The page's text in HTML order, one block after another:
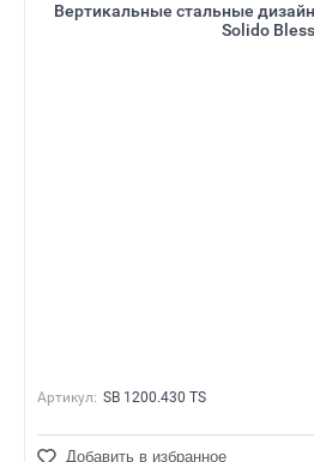
Вертикальные стальные
Solido Bless
Артикул: SB 1200.430 TS
Добавить в избранное